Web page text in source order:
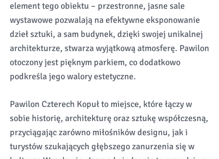
element tego obiektu – przestronne, jasne sale
wystawowe pozwalają na efektywne eksponowanie
dzieł sztuki, a sam budynek, dzięki swojej unikalnej
architekturze, stwarza wyjątkową atmosferę. Pawilon
otoczony jest pięknym parkiem, co dodatkowo
podkreśla jego walory estetyczne.
Pawilon Czterech Kopuł to miejsce, które łączy w
sobie historię, architekturę oraz sztukę współczesną,
przyciągając zarówno miłośników designu, jak i
turystów szukających głębszego zanurzenia się w